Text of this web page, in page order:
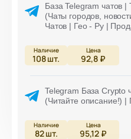
База Telegram чатов |
(Чаты городов,
Чатов | Гео - Ру |
108шт. 92,8 ₽
Telegram База Crypto
(Читайте описание!) |
82шт. 95,12 ₽